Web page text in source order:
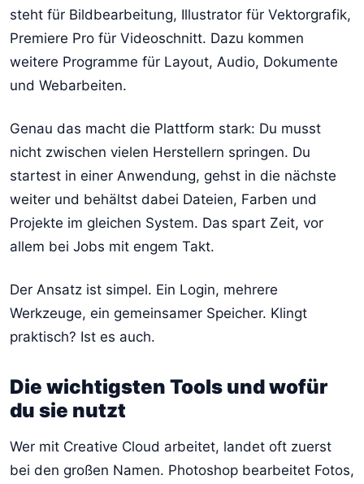
steht für Bildbearbeitung, Illustrator für Vektorgrafik,
Premiere Pro für Videoschnitt. Dazu kommen
weitere Programme für Layout, Audio, Dokumente
und Webarbeiten.
Genau das macht die Plattform stark: Du musst
nicht zwischen vielen Herstellern springen. Du
startest in einer Anwendung, gehst in die nächste
weiter und behältst dabei Dateien, Farben und
Projekte im gleichen System. Das spart Zeit, vor
allem bei Jobs mit engem Takt.
Der Ansatz ist simpel. Ein Login, mehrere
Werkzeuge, ein gemeinsamer Speicher. Klingt
praktisch? Ist es auch.
Die wichtigsten Tools und wofür
du sie nutzt
Wer mit Creative Cloud arbeitet, landet oft zuerst
bei den großen Namen. Photoshop bearbeitet Fotos,